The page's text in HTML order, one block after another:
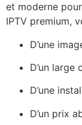
et moderne
IPTV premium,
D’une
D’un large
D’une
D’un prix